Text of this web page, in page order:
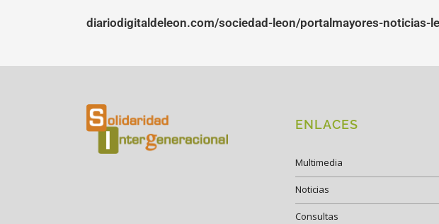
diariodigitaldeleon.com/sociedad-leon/portalmayores-noticias-
ENLACES
Multimedia
Noticias
Consultas